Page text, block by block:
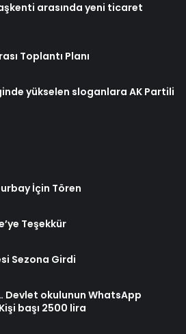
arasında yeni ticaret
Toplantı Planı
yükselen sloganlara AK Partili
İçin Tören
Teşekkür
Sezona Girdi
Devlet okulunun WhatsApp
başı 2500 lira